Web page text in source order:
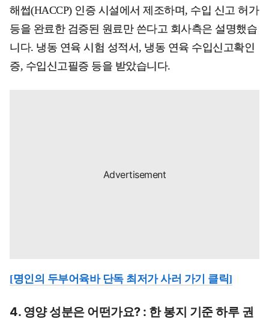
해썹(HACCP) 인증 시설에서 제조하며, 수입 신고 허가
등을 완료한 검증된 원료만 쓴다고 회사측은 설명했습
니다. 냉동 연육 시험 성적서, 냉동 연육 수입신고확인
증, 수입신고필증 등을 받았습니다.
[명인의 두부어육바 단독 최저가 사러 가기 클릭]
4. 영양 성분은 어떤가요? : 한 봉지 기준 하루 권